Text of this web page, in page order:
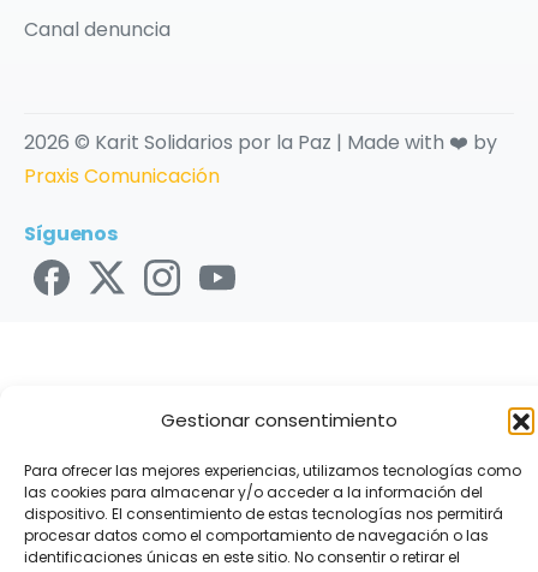
Gestionar consentimiento
Para ofrecer las mejores experiencias, utilizamos tecnologías como
las cookies para almacenar y/o acceder a la información del
dispositivo. El consentimiento de estas tecnologías nos permitirá
procesar datos como el comportamiento de navegación o las
identificaciones únicas en este sitio. No consentir o retirar el
Canal denuncia
2026 © Karit Solidarios por la Paz | Made with ❤️ by
Praxis Comunicación
Síguenos